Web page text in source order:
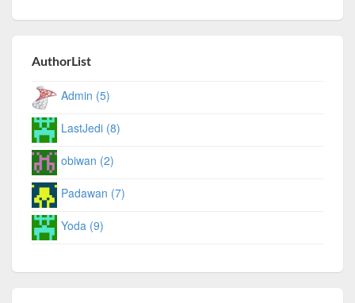
AuthorList
Admin (5)
LastJedi (8)
obiwan (2)
Padawan (7)
Yoda (9)